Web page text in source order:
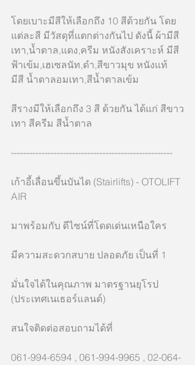
โดยเบาะมีสีให้เลือกถึง 10 สีด้วยกัน โดย
แต่ละสี มีวัสดุที่แตกต่างกันไป ดังนี้ ผ้ามีสี
เทา,น้ำตาล,แดง,ครีม หนังสังเคราะห์ มีสี
ฟ้าเข้ม,เฮเซลนัท,ดำ,สีขาวมุข หนังแท้
มีสี น้ำตาลอมเทา,สีน้ำตาลเข้ม
สีรางมีให้เลือกถึง 3 สี ด้วยกัน ได้แก่ สีขาว
เทา สีครีม สีน้ำตาล
-----------------------------------------------------
เก้าอี้เลื่อนขึ้นบันได (Stairlifts) - OTOLIFT
AIR
มาพร้อมกับ ดีไซน์ที่โดดเด่นเหนือใคร
มีความสะดวกสบาย ปลอดภัย เป็นที่ 1
มั่นใจได้ในคุณภาพ มาตรฐานยุโรป
(ประเทศเนเธอร์แลนด์)
สนใจติดต่อสอบถามได้ที่
061-994-6594 , 061-994-9965 , 02-064-